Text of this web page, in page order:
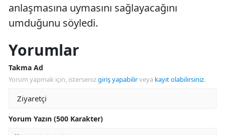
anlaşmasına uymasını sağlayacağını
umduğunu söyledi.
Yorumlar
Takma Ad
Yorum yapmak için, istersenizgiriş yapabilirveya kayıt olabilirsiniz.
Yorum Yazın (500 Karakter)